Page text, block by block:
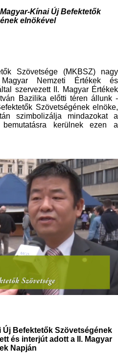
Kínai Új Befektetők
elnökével
Szövetsége (MKBSZ) nagy
Nemzeti Értékek és
szervezett II. Magyar Értékek
Bazilika előtti téren állunk -
Szövetségének elnöke,
szimbolizálja mindazokat a
kerülnek ezen a
Új Befektetők Szövetségének
és interjút adott a II. Magyar
Napján